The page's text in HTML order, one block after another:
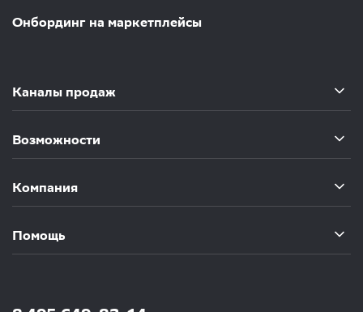
Онбординг на маркетплейсы
Каналы продаж
Возможности
Компания
Помощь